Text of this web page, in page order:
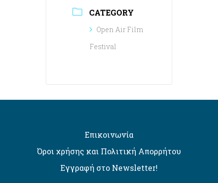
CATEGORY
Open Air Film
Festival
Επικοινωνία
Όροι χρήσης και Πολιτική Απορρήτου
Εγγραφή στο Newsletter!